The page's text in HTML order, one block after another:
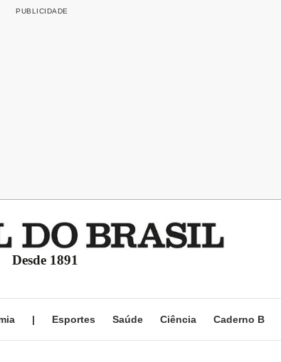
Desde 1891
| Esportes Saúde Ciência Caderno B